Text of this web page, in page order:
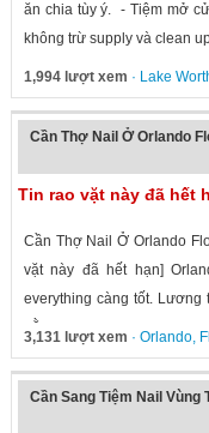
ăn chia tùy ý. - Tiệm mở
không trừ supply và clean
1,994 lượt xem · Lake
Cần Thợ Nail Ở Orlando
Tin rao vặt này đã hết
Cần Thợ Nail Ở Orlando
vặt này đã hết hạn]
everything càng tốt. Lương
nằm...
3,131 lượt xem · Orlando,
Cần Sang Tiệm Nail Vùng